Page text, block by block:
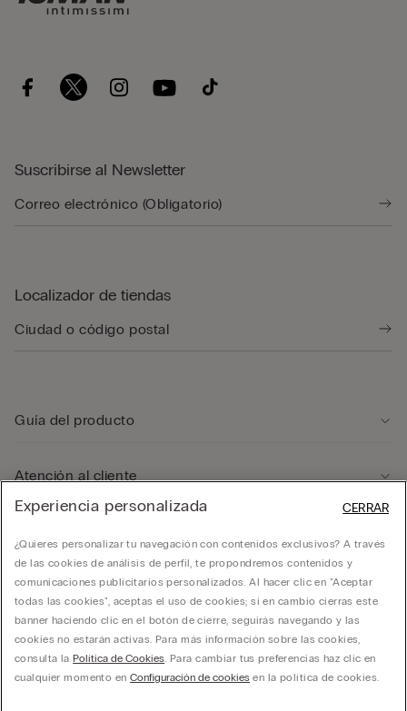
Suscribirse al Newsletter
Localizador de tiendas
Guía del producto
Atención al cliente
Empresa
Experiencia personalizada
¿Quieres personalizar tu navegación con contenidos exclusivos? A través
de las cookies de análisis de perfil, te propondremos contenidos y
comunicaciones publicitarios personalizados. Al hacer clic en "Aceptar
todas las cookies", aceptas el uso de cookies; si en cambio cierras este
banner haciendo clic en el botón de cierre, seguirás navegando y las
cookies no estarán activas. Para más información sobre las cookies,
consulta laPolítica de Cookies. Para cambiar tus preferencias haz clic en
cualquier momento enConfiguración de cookies en la política de cookies.
CERRAR